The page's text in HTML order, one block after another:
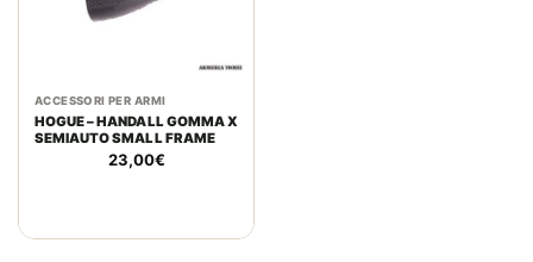
ACCESSORI PER ARMI
HOGUE – HANDALL GOMMA X
SEMIAUTO SMALL FRAME
23,00€